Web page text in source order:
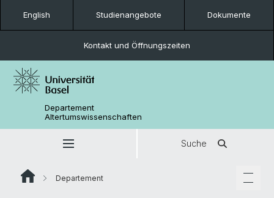
English Studienangebote Dokumente
Kontakt und Öffnungszeiten
Departement
Altertumswissenschaften
Suche
Departement